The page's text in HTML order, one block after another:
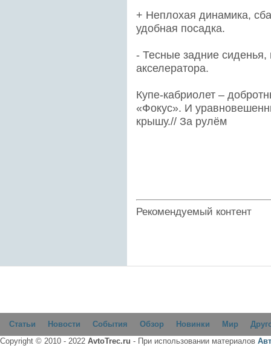
+ Неплохая динамика,
удобная посадка.
- Тесные задние сиденья,
акселератора.
Купе-кабриолет –
«Фокус». И
крышу.// За рулём
Рекомендуемый контент
Статьи Новости События Обзор Новинки Мир
Copyright © 2010 - 2022 AvtoTrec.ru - При использовании материалов